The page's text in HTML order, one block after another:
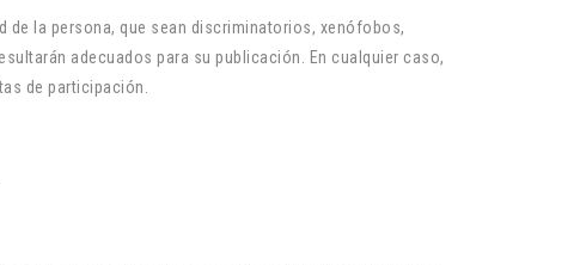
de la persona, que sean discriminatorios, xenófobos,
adecuados para su publicación. En cualquier caso,
de participación.